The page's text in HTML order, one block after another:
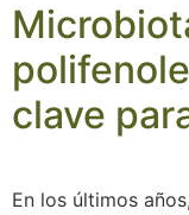
clave
En los últimos